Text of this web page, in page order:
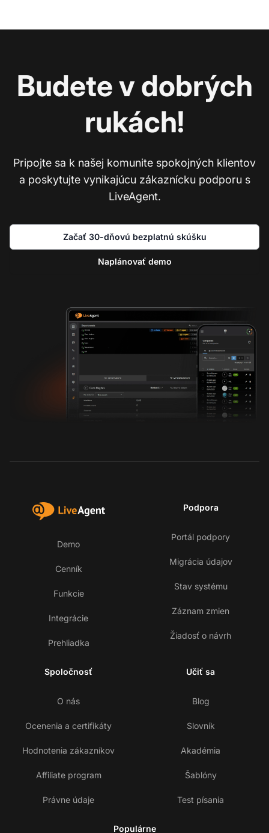
Budete v dobrých
rukách!
Pripojte sa k našej komunite spokojných klientov
a poskytujte vynikajúcu zákaznícku podporu s
LiveAgent.
Začať 30-dňovú bezplatnú skúšku
Naplánovať demo
Demo
Cenník
Funkcie
Integrácie
Prehliadka
Podpora
Portál podpory
Migrácia údajov
Stav systému
Záznam zmien
Žiadosť o návrh
Spoločnosť
O nás
Ocenenia a certifikáty
Hodnotenia zákazníkov
Affiliate program
Právne údaje
Učiť sa
Blog
Slovník
Akadémia
Šablóny
Test písania
Populárne